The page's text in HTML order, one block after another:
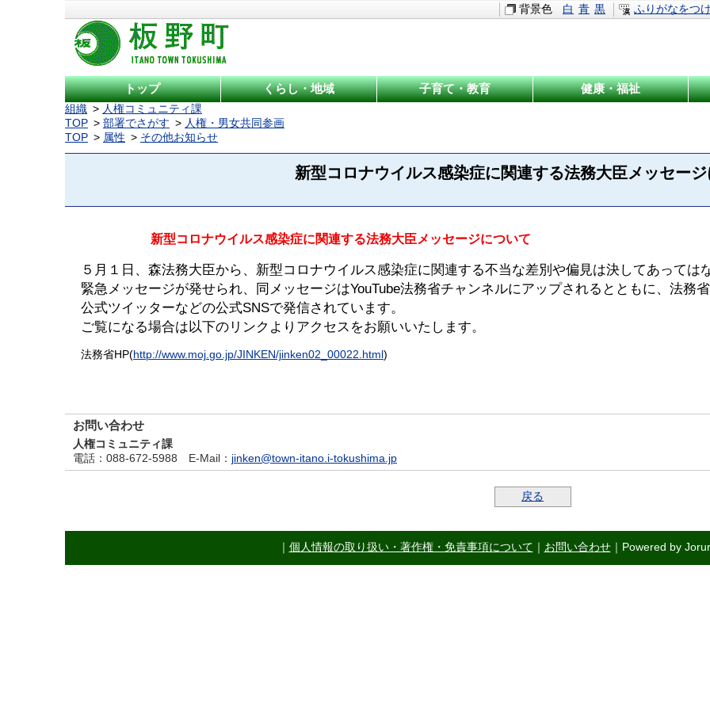
背景色 白 青 黒 ふりがなをつ
トップ くらし・地域 子育て・教育 健康・福祉
組織
人権コミュニティ課
TOP
部署でさがす
人権・男女共同参画
TOP
属性 その他お知らせ
新型コロナウイルス感染症に関連する法務大臣メッセー
新型コロナウイルス感染症に関連する法務大臣メッセージについて
５月１日、森法務大臣から、新型コロナウイルス感染症に関連する不当な差別や偏見は決してあっては
緊急メッセージが発せられ、同メッセージはYouTube法務省チャンネルにアップされるとともに、法務
公式ツイッターなどの公式SNSで発信されています。
ご覧になる場合は以下のリンクよりアクセスをお願いいたします。
法務省HP(http://www.moj.go.jp/JINKEN/jinken02_00022.html )
お問い合わせ
人権コミュニティ課
電話 ：088-672-5988 E-Mail ： jinken@town-itano.i-tokushima.jp
戻る
個人情報の取り扱い・著作権・免責事項について お問い合わせ｜Powered by